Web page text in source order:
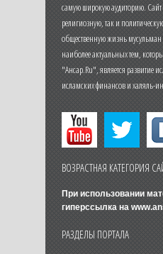
самую широкую аудиторию. Сайт
религиозную, так и
общественную жизнь
наиболее актуальных тем,
"Ансар.Ru", является развитие
исламских финансов и халяль-
ВОЗРАСТНАЯ КАТЕГОРИЯ
При использовании
гиперссылка на
РАЗДЕЛЫ ПОРТАЛА